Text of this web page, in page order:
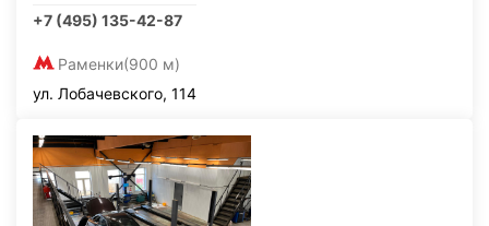
+7 (495) 135-42-87
Раменки(900 м)
ул. Лобачевского, 114